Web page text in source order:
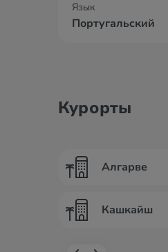
Язык
Португальский
Курорты
Алгарве
Кашкайш